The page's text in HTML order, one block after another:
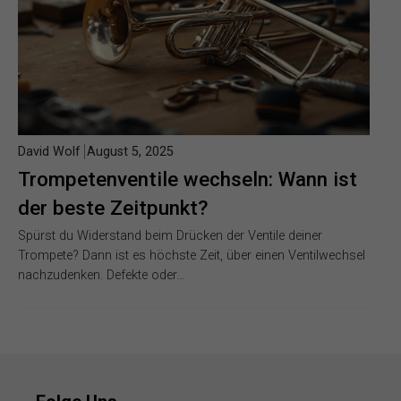
Trompetenventile wechseln: Wann ist
der beste Zeitpunkt?
David Wolf August 5, 2025
Spürst du Widerstand beim Drücken der Ventile deiner
Trompete? Dann ist es höchste Zeit, über einen Ventilwechsel
nachzudenken. Defekte oder…